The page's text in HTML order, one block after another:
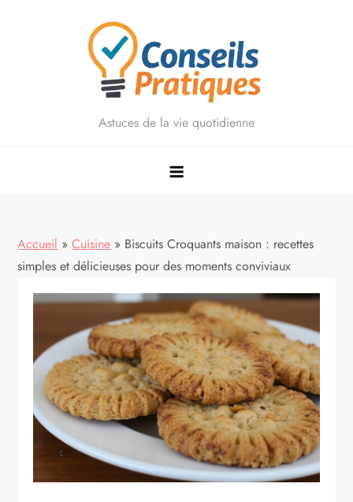
Astuces de la vie quotidienne
Accueil »Cuisine » Biscuits Croquants maison : recettes
simples et délicieuses pour des moments conviviaux